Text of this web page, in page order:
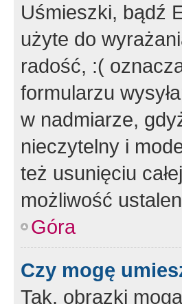
Uśmieszki, bądź
użyte do
radość, :(
formularzu
w nadmiarze,
nieczytelny i
też usunięciu
możliwość
Góra
Czy mogę
Tak, obrazki